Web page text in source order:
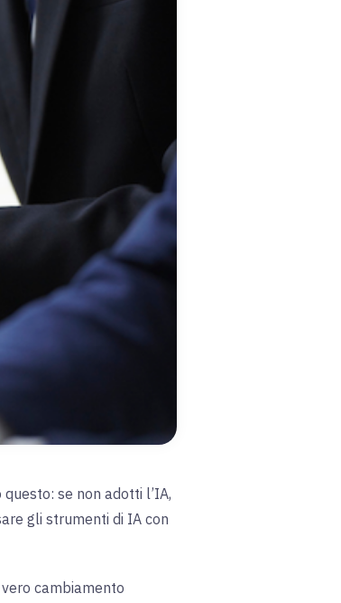
se non adotti l’IA,
gli strumenti di IA con
cambiamento